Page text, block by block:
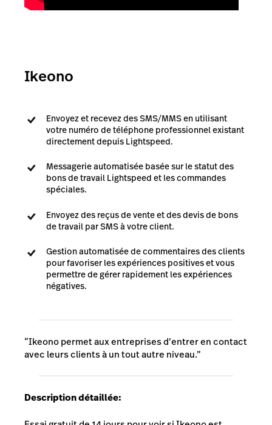
Ikeono
Envoyez et recevez des SMS/MMS en utilisant
votre numéro de téléphone professionnel existant
directement depuis Lightspeed.
Messagerie automatisée basée sur le statut des
bons de travail Lightspeed et les commandes
spéciales.
Envoyez des reçus de vente et des devis de bons
de travail par SMS à votre client.
Gestion automatisée de commentaires des clients
pour favoriser les expériences positives et vous
permettre de gérer rapidement les expériences
négatives.
“Ikeono permet aux entreprises d’entrer en contact
avec leurs clients à un tout autre niveau.”
Description détaillée: